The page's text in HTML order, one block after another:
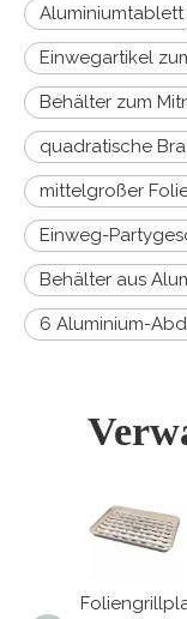
Aluminiumtablett
Einwegartikel
Behälter zum
quadratische
mittelgroßer
Einweg-
Behälter aus
6 Aluminium-
3200